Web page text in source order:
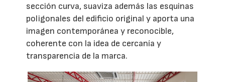
sección curva, suaviza además las esquinas
poligonales del edificio original y aporta una
imagen contemporánea y reconocible,
coherente con la idea de cercanía y
transparencia de la marca.